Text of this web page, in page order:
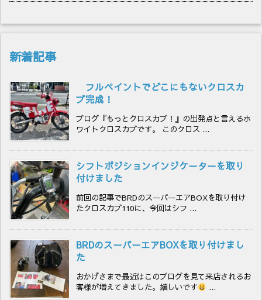
新着記事
フルペイントでどこにもないクロスカ
ブ完成！
ブログ『もっとクロスカブ！』の出発点と言えるホ
ワイトクロスカブです。 このクロス ...
シフトポジションインジケーターを取り
付けました
前回の記事でBRDのスーパーエアBOXを取り付け
たクロスカブ110に、今回はシフ ...
BRDのスーパーエアBOXを取り付けまし
た
おかげさまで最近はこのブログを見て来店されるお
客様が増えてきました。嬉しいです
...